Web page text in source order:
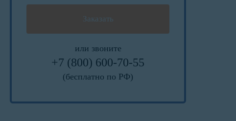
или звоните
+7 (800) 600-70-55
(бесплатно по РФ)